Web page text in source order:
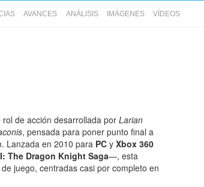
AVANCES ANÁLISIS IMÁGENES VÍDEOS
de acción desarrollada porLarian
, pensada para poner punto final a
Lanzada en 2010 para PC y Xbox 360
The Dragon Knight Saga—, esta
juego, centradas casi por completo en